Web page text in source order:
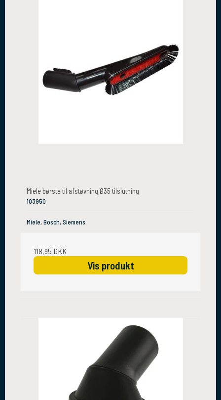
Miele børste til afstøvning Ø35 tilslutning
103950
Miele, Bosch, Siemens
118,95 DKK
Vis produkt